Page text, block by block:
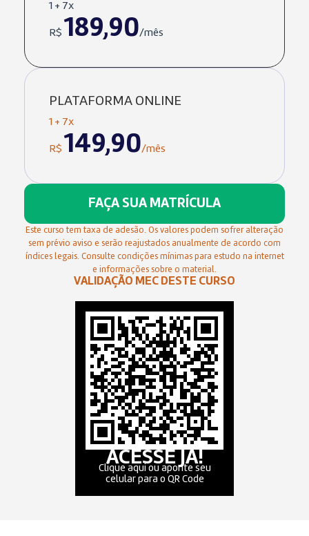
1 + 7x
R$ 189,90/mês
PLATAFORMA ONLINE
1 + 7x
R$ 149,90/mês
FAÇA SUA MATRÍCULA
Este curso tem taxa de adesão. Os valores podem sofrer alteração
sem prévio aviso e serão reajustados anualmente de acordo com
índices legais. Consulte condições mínimas para estudo na internet
e informações sobre o material.
VALIDAÇÃO MEC DESTE CURSO
ACESSE JÁ!
Clique aqui ou aponte seu
celular para o QR Code